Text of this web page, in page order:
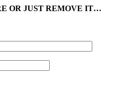
OR JUST REMOVE IT…